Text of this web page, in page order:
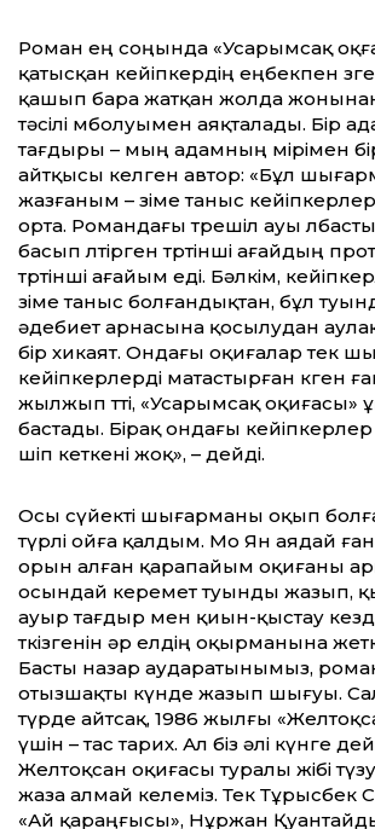
Роман ең соңында «Усарымсақ
қатысқан кейіпкердің еңбекпен
қашып бара жатқан жолда
тәсілі мболуымен аяқталады. Бір
тағдыры – мың адамның өмірімен
айтқысы келген автор: «Бұл
жазғаным – өзіме таныс
орта. Романдағы төрешіл ауы
басып өлтірген төртінші ағайдың
төртінші ағайым еді. Бәлкім,
өзіме таныс болғандықтан, бұл
әдебиет арнасына қосылудан
бір хикаят. Ондағы оқиғалар тек
кейіпкерлерді матастырған көген
жылжып өтті, «Усарымсақ оқи­ғасы»
бастады. Бірақ ондағы кейіпкерлер
өшіп кеткені жоқ», – дейді.
Осы сүйекті шығарманы оқып
түрлі ойға қалдым. Мо Ян аядай
орын алған қарапайым оқиғаны
осындай керемет туынды жазып,
ауыр тағдыр мен қиын-қыстау
өткізгенін әр елдің оқырманына
Басты назар аударатыны­мыз,
отызшақты күн­де жазып шығуы.
түрде айтсақ, 1986 жылғы
үшін – тас тарих. Ал біз әлі күнге
Желтоқсан оқиғасы туралы жібі
жаза алмай келеміз. Тек Тұрысбек
«Ай қараңғысы», Нұржан